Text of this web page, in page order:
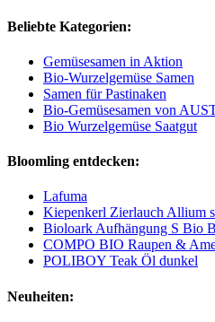
Beliebte Kategorien:
Gemüsesamen in Aktion
Bio-Wurzelgemüse Samen
Samen für Pastinaken
Bio-Gemüsesamen von
Bio Wurzelgemüse Saatgut
Bloomling entdecken:
Lafuma
Kiepenkerl Zierlauch Allium
Bioloark Aufhängung S Bio
COMPO BIO Raupen &
POLIBOY Teak Öl dunkel
Neuheiten: